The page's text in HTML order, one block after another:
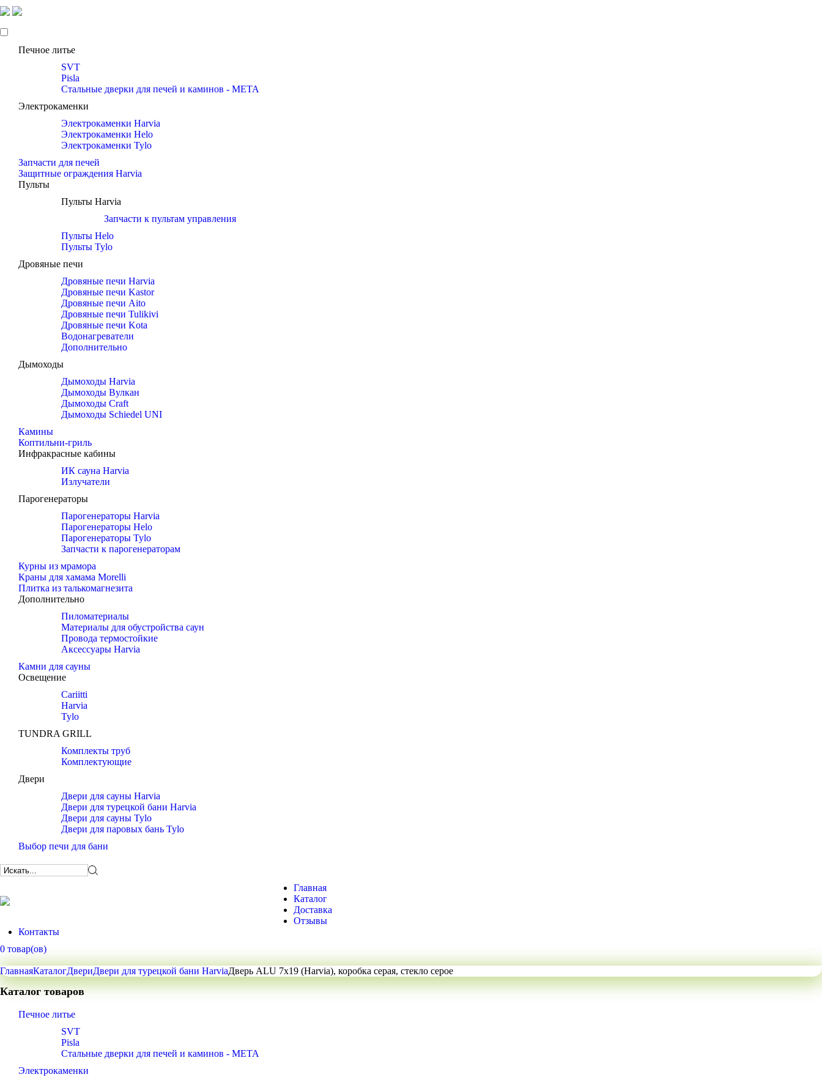
Печное литье
SVT
Pisla
Стальные дверки для печей и каминов - META
Электрокаменки
Электрокаменки Harvia
Электрокаменки Helo
Электрокаменки Tylo
Запчасти для печей
Защитные ограждения Harvia
Пульты
Пульты Harvia
Запчасти к пультам управления
Пульты Helo
Пульты Tylo
Дровяные печи
Дровяные печи Harvia
Дровяные печи Kastor
Дровяные печи Aito
Дровяные печи Tulikivi
Дровяные печи Kota
Водонагреватели
Дополнительно
Дымоходы
Дымоходы Harvia
Дымоходы Вулкан
Дымоходы Craft
Дымоходы Schiedel UNI
Камины
Коптильни-гриль
Инфракрасные кабины
ИК сауна Harvia
Излучатели
Парогенераторы
Парогенераторы Harvia
Парогенераторы Helo
Парогенераторы Tylo
Запчасти к парогенераторам
Курны из мрамора
Краны для хамама Morelli
Плитка из талькомагнезита
Дополнительно
Пиломатериалы
Материалы для обустройства саун
Провода термостойкие
Аксессуары Harvia
Камни для сауны
Освещение
Cariitti
Harvia
Tylo
TUNDRA GRILL
Комплекты труб
Комплектующие
Двери
Двери для сауны Harvia
Двери для турецкой бани Harvia
Двери для сауны Tylo
Двери для паровых бань Tylo
Выбор печи для бани
Главная
Каталог
Доставка
Отзывы
Контакты
0 товар(ов)
ГлавнаяКаталогДвериДвери для турецкой бани HarviaДверь ALU 7x19 (Harvia), коробка серая, стекло серое
Каталог товаров
Печное литье
SVT
Pisla
Стальные дверки для печей и каминов - META
Электрокаменки